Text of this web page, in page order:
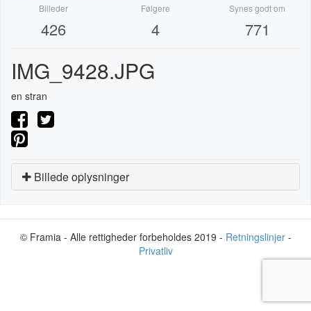
Billeder
426
Følgere
4
Synes godt om
771
IMG_9428.JPG
en stran
Billede oplysninger
© Framia - Alle rettigheder forbeholdes 2019 - Retningslinjer-
Privatliv